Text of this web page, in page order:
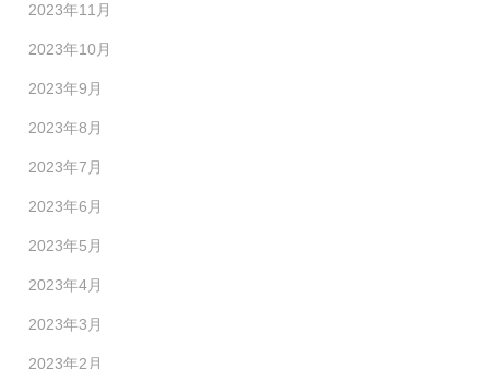
2023年11月
2023年10月
2023年9月
2023年8月
2023年7月
2023年6月
2023年5月
2023年4月
2023年3月
2023年2月